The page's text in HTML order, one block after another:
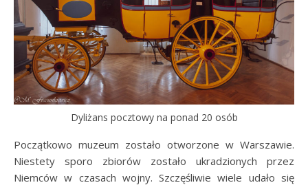
Dyliżans pocztowy na ponad 20 osób
Początkowo muzeum zostało otworzone w Warszawie.
Niestety sporo zbiorów zostało ukradzionych przez
Niemców w czasach wojny. Szczęśliwie wiele udało się